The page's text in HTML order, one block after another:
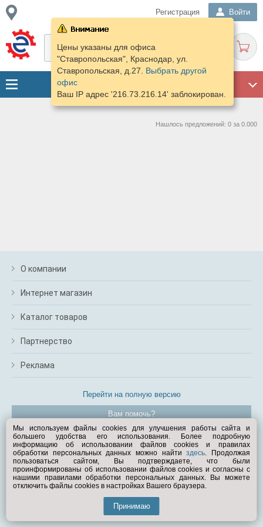
Регистрация Войти
Цены указаны для офиса
"Ставропольская", Краснодар, ул.
Ставропольская, д.27. Выбрать другой
офис
Ваш IP адрес '216.73.216.14' заблокирован.
Нашлось предложений: 0 за 0.000
О компании
Интернет магазин
Каталог товаров
Партнерство
Реклама
Перейти на полную версию
Вам помочь?
© Exist.ru 1998—2026
Мы используем файлы cookies для улучшения работы сайта и
большего удобства его использования. Более подробную
информацию об использовании файлов cookies и правилах
обработки персональных данных можно найтиздесь. Продолжая
пользоваться сайтом, Вы подтверждаете, что были
проинформированы об использовании файлов cookies и согласны с
нашими правилами обработки персональных данных. Вы можете
отключить файлы cookies в настройках Вашего браузера.
Принимаю